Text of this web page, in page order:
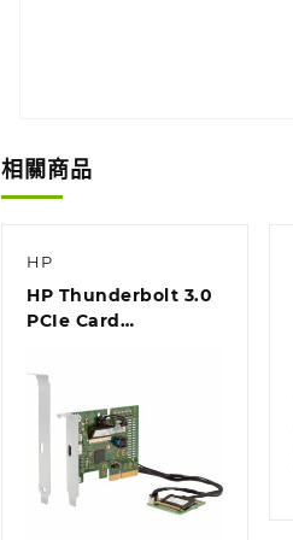
相關商品
HP
HP Thunderbolt 3.0
PCIe Card